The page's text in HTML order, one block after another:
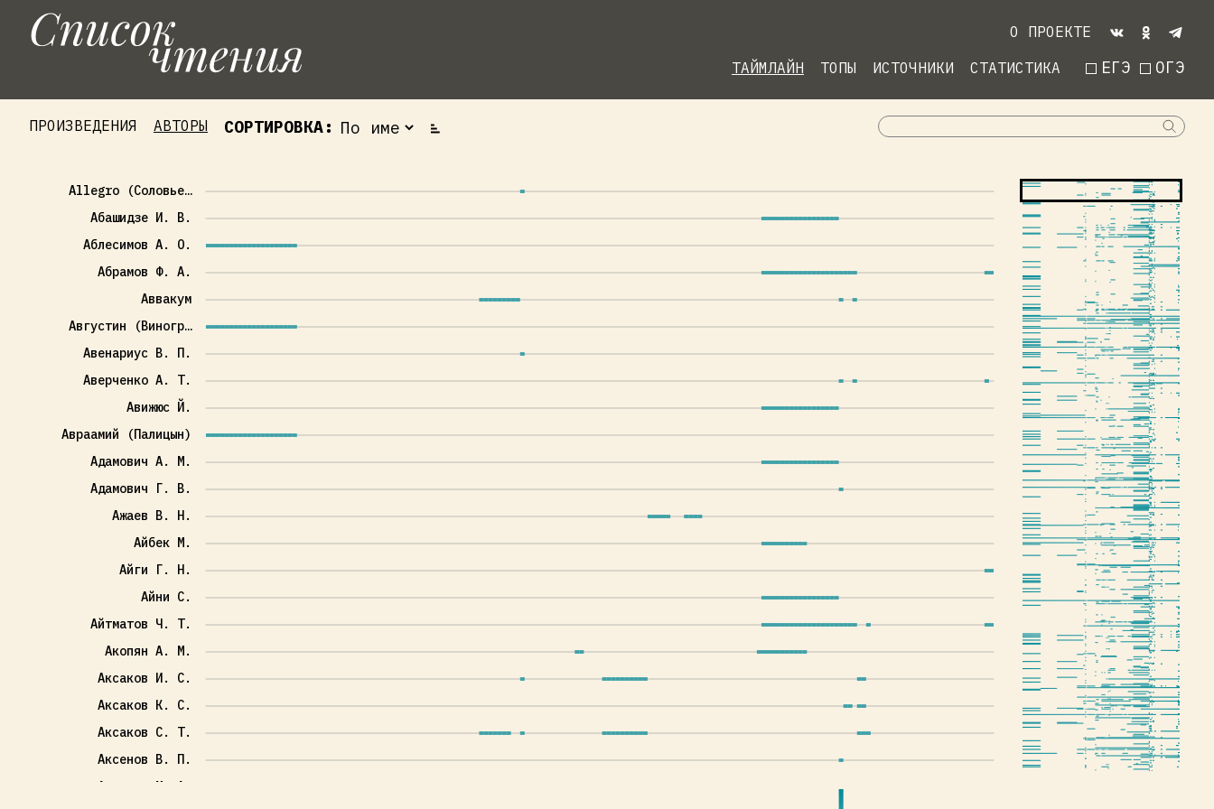
Список
Чтения
О ПРОЕКТЕ
ТАЙМЛАЙН
ТОПЫ ИСТОЧНИКИ СТАТИСТИКА ЕГЭ ОГЭ
ПРОИЗВЕДЕНИЯ АВТОРЫ СОРТИРОВКА:
Allegro (Соловье…
Абашидзе И. В.
Аблесимов А. О.
Абрамов Ф. А.
Аввакум
Августин (Виногр…
Авенариус В. П.
Аверченко А. Т.
Авижюс Й.
Авраамий (Палицын)
Адамович А. М.
Адамович Г. В.
Ажаев В. Н.
Айбек М.
Айги Г. Н.
Айни С.
Айтматов Ч. Т.
Акопян А. М.
Аксаков И. С.
Аксаков К. С.
Аксаков С. Т.
Аксенов В. П.
Алданов М. А.